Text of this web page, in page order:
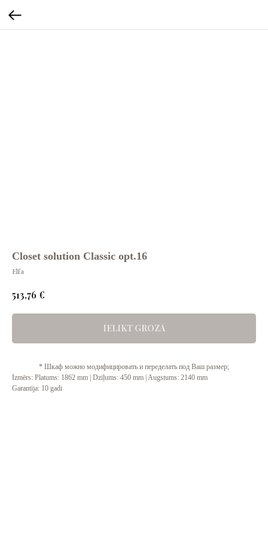
Closet solution Classic opt.16
Elfa
513,76 €
IELIKT GROZĀ
* Шкаф можно модифицировать и переделать под Ваш размер;
Izmērs: Platums: 1862 mm | Dziļums: 450 mm | Augstums: 2140 mm
Garantija: 10 gadi